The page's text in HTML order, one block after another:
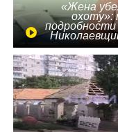
«Жена
охоту»: